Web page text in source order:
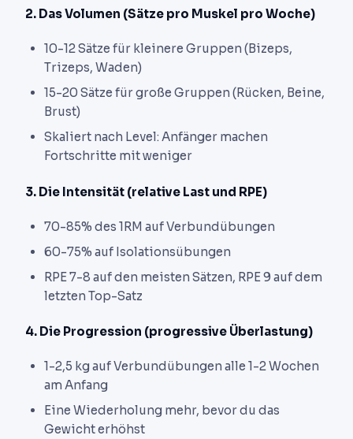
2. Das Volumen (Sätze pro Muskel pro Woche)
10-12 Sätze für kleinere Gruppen (Bizeps,
Trizeps, Waden)
15-20 Sätze für große Gruppen (Rücken, Beine,
Brust)
Skaliert nach Level: Anfänger machen
Fortschritte mit weniger
3. Die Intensität (relative Last und RPE)
70-85% des 1RM auf Verbundübungen
60-75% auf Isolationsübungen
RPE 7-8 auf den meisten Sätzen, RPE 9 auf dem
letzten Top-Satz
4. Die Progression (progressive Überlastung)
1-2,5 kg auf Verbundübungen alle 1-2 Wochen
am Anfang
Eine Wiederholung mehr, bevor du das
Gewicht erhöhst